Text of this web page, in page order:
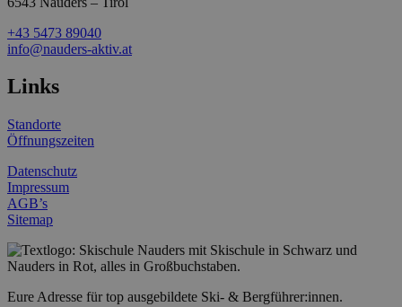
+43 5473 89040
info@nauders-aktiv.at
Links
Standorte
Öffnungszeiten
Datenschutz
Impressum
AGB’s
Sitemap
Eure Adresse für top ausgebildete Ski- & Bergführer:innen.